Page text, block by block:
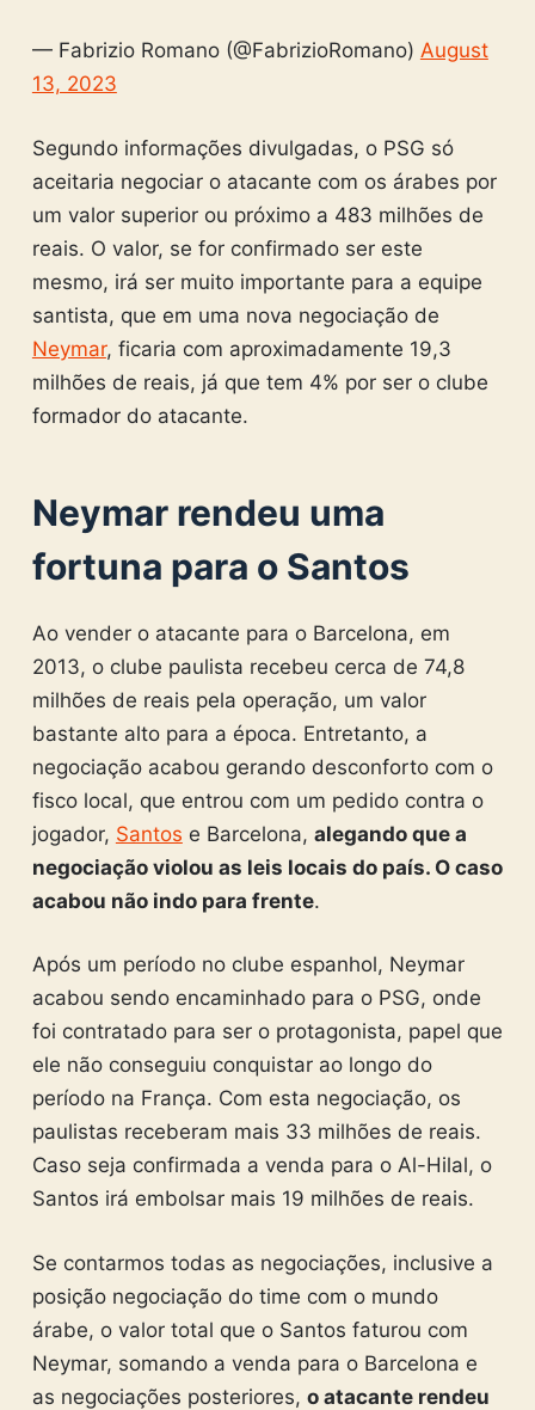
— Fabrizio Romano (@FabrizioRomano) August
13, 2023
Segundo informações divulgadas, o PSG só
aceitaria negociar o atacante com os árabes por
um valor superior ou próximo a 483 milhões de
reais. O valor, se for confirmado ser este
mesmo, irá ser muito importante para a equipe
santista, que em uma nova negociação de
Neymar, ficaria com aproximadamente 19,3
milhões de reais, já que tem 4% por ser o clube
formador do atacante.
Neymar rendeu uma
fortuna para o Santos
Ao vender o atacante para o Barcelona, em
2013, o clube paulista recebeu cerca de 74,8
milhões de reais pela operação, um valor
bastante alto para a época. Entretanto, a
negociação acabou gerando desconforto com o
fisco local, que entrou com um pedido contra o
jogador, Santos e Barcelona, alegando que a
negociação violou as leis locais do país. O caso
acabou não indo para frente.
Após um período no clube espanhol, Neymar
acabou sendo encaminhado para o PSG, onde
foi contratado para ser o protagonista, papel que
ele não conseguiu conquistar ao longo do
período na França. Com esta negociação, os
paulistas receberam mais 33 milhões de reais.
Caso seja confirmada a venda para o Al-Hilal, o
Santos irá embolsar mais 19 milhões de reais.
Se contarmos todas as negociações, inclusive a
posição negociação do time com o mundo
árabe, o valor total que o Santos faturou com
Neymar, somando a venda para o Barcelona e
as negociações posteriores, o atacante rendeu